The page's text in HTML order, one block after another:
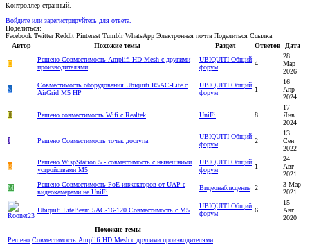
Контроллер странный.
Войдите или зарегистрируйтесь для ответа.
Поделиться:
Facebook Twitter Reddit Pinterest Tumblr WhatsApp Электронная почта Поделиться Ссылка
Автор
Похожие темы Раздел Ответов Дата
D
Решено Совместимость Amplifi HD Mesh c другими
производителями
UBIQUITI Общий
форум
4
28
Мар
2026
S
Совместимость оборудования Ubiquiti R5AC-Lite с
AirGrid M5 HP
UBIQUITI Общий
форум
1
16
Апр
2024
U Решено совместимость Wifi с Realtek UniFi 8
17
Янв
2024
J Решено Совместимость точек доступа
UBIQUITI Общий
форум
2
13
Сен
2022
B
Решено WispStation 5 - совместимость с нынешними
устройствами M5
UBIQUITI Общий
форум
1
24
Авг
2021
M
Решено Совместимость PoE инжекторов от UAP с
видеокамерами не UniFi
Видеонаблюдение 2
3 Мар
2021
Ubiquiti LiteBeam 5AC-16-120 Совместимость с M5
UBIQUITI Общий
форум
6
15
Авг
2020
Похожие темы
Решено Совместимость Amplifi HD Mesh c другими производителями